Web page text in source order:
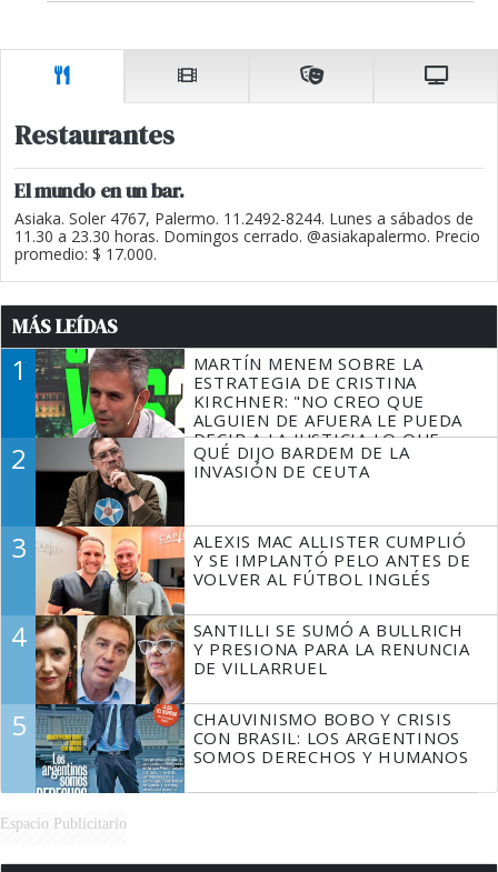
Restaurantes
El mundo en un bar.
Asiaka. Soler 4767, Palermo. 11.2492-8244. Lunes a sábados de
11.30 a 23.30 horas. Domingos cerrado. @asiakapalermo. Precio
promedio: $ 17.000.
MÁS LEÍDAS
1
MARTÍN MENEM SOBRE LA
ESTRATEGIA DE CRISTINA
KIRCHNER: "NO CREO QUE
ALGUIEN DE AFUERA LE PUEDA
DECIR A LA JUSTICIA LO QUE
TIENE QUE HACER"
2
QUÉ DIJO BARDEM DE LA
INVASIÓN DE CEUTA
3
ALEXIS MAC ALLISTER CUMPLIÓ
Y SE IMPLANTÓ PELO ANTES DE
VOLVER AL FÚTBOL INGLÉS
4
SANTILLI SE SUMÓ A BULLRICH
Y PRESIONA PARA LA RENUNCIA
DE VILLARRUEL
5
CHAUVINISMO BOBO Y CRISIS
CON BRASIL: LOS ARGENTINOS
SOMOS DERECHOS Y HUMANOS
Espacio Publicitario